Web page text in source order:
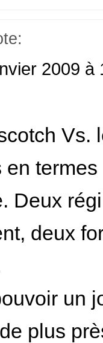
2009 à
Vs.
termes
Deux
deux
un
plus